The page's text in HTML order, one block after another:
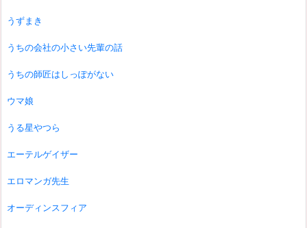
うずまき
うちの会社の小さい先輩の話
うちの師匠はしっぽがない
ウマ娘
うる星やつら
エーテルゲイザー
エロマンガ先生
オーディンスフィア